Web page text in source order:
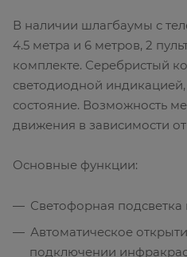
В наличии шлагбаумы с
4.5 метра и 6 метров, 2
комплекте. Серебристый
светодиодной
состояние. Возможность
движения в зависимости
Основные функции:
Светофорная
Автоматическое
подключении